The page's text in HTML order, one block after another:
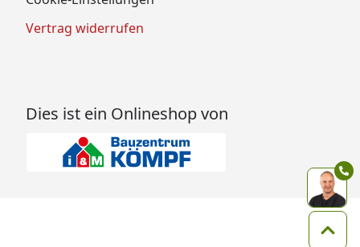
Vertrag widerrufen
Dies ist ein Onlineshop von